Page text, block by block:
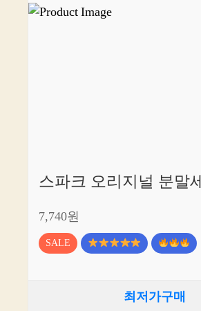
스파크 오리지널 분말
7,740원
SALE
최저가구매